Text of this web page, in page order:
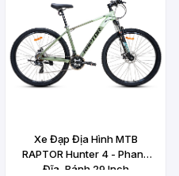
Xe Đạp Địa Hình MTB
RAPTOR Hunter 4 - Phanh
Đĩa, Bánh 29 Inch